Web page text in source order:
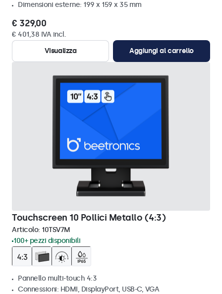
Dimensioni esterne: 199 x 159 x 35 mm
€ 329,00
€ 401,38 IVA incl.
Visualizza
Aggiungi al carrello
Touchscreen 10 Pollici Metallo (4:3)
Articolo: 10TSV7M
100+ pezzi disponibili
Pannello multi-touch 4:3
Connessioni: HDMI, DisplayPort, USB-C, VGA